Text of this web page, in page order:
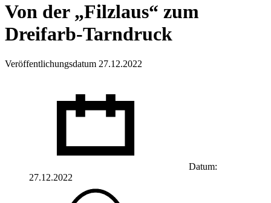
Von der „Filzlaus“ zum
Dreifarb-Tarndruck
Veröffentlichungsdatum 27.12.2022
Datum:
27.12.2022